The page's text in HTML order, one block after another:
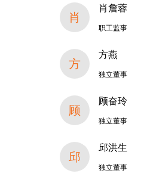
肖
肖詹蓉
职工监事
方
方燕
独立董事
顾
顾奋玲
独立董事
邱
邱洪生
独立董事